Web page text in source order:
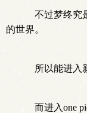
不过梦终究
的世界。
所以能进入
而进入one